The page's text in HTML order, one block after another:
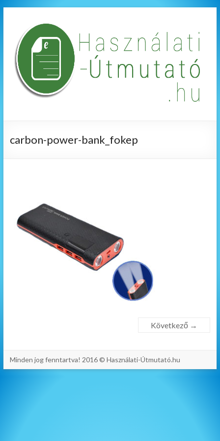
carbon-power-bank_fokep
Következő →
Minden jog fenntartva! 2016 © Használati-Útmutató.hu